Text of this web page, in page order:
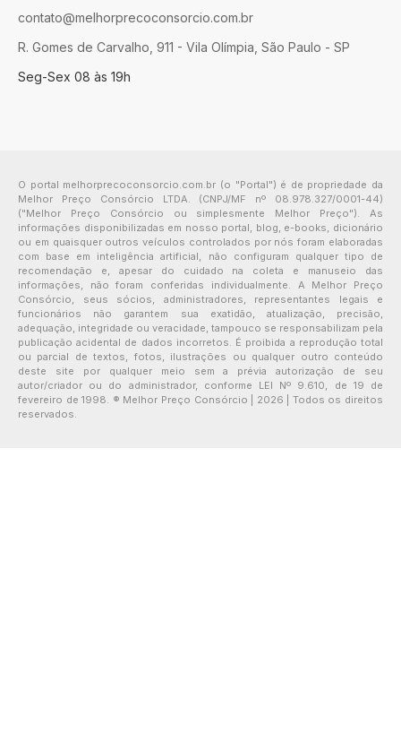
contato@melhorprecoconsorcio.com.br
R. Gomes de Carvalho, 911 - Vila Olímpia, São Paulo - SP
Seg-Sex 08 às 19h
O portal melhorprecoconsorcio.com.br (o "Portal") é de propriedade da
Melhor Preço Consórcio LTDA. (CNPJ/MF nº 08.978.327/0001-44)
("Melhor Preço Consórcio ou simplesmente Melhor Preço"). As
informações disponibilizadas em nosso portal, blog, e-books, dicionário
ou em quaisquer outros veículos controlados por nós foram elaboradas
com base em inteligência artificial, não configuram qualquer tipo de
recomendação e, apesar do cuidado na coleta e manuseio das
informações, não foram conferidas individualmente. A Melhor Preço
Consórcio, seus sócios, administradores, representantes legais e
funcionários não garantem sua exatidão, atualização, precisão,
adequação, integridade ou veracidade, tampouco se responsabilizam pela
publicação acidental de dados incorretos. É proibida a reprodução total
ou parcial de textos, fotos, ilustrações ou qualquer outro conteúdo
deste site por qualquer meio sem a prévia autorização de seu
autor/criador ou do administrador, conforme LEI Nº 9.610, de 19 de
fevereiro de 1998. ® Melhor Preço Consórcio | 2026 | Todos os direitos
reservados.